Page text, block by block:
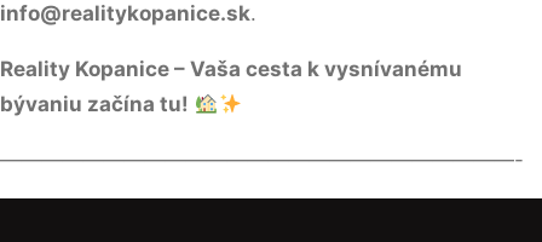
info@realitykopanice.sk.
Reality Kopanice – Vaša cesta k vysnívanému
bývaniu začína tu!
—————————————————————————-